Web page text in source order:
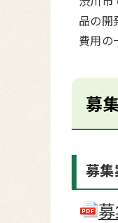
品の開
費用の
募
募集